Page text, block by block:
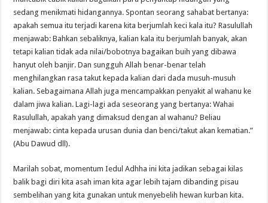
sedang menikmati hidangannya. Spontan seorang sahabat bertanya:
apakah semua itu terjadi karena kita berjumlah keci kala itu? Rasulullah
menjawab: Bahkan sebaliknya, kalian kala itu berjumlah banyak, akan
tetapi kalian tidak ada nilai/bobotnya bagaikan buih yang dibawa
hanyut oleh banjir. Dan sungguh Allah benar-benar telah
menghilangkan rasa takut kepada kalian dari dada musuh-musuh
kalian. Sebagaimana Allah juga mencampakkan penyakit al wahanu ke
dalam jiwa kalian. Lagi-lagi ada seseorang yang bertanya: Wahai
Rasulullah, apakah yang dimaksud dengan al wahanu? Beliau
menjawab: cinta kepada urusan dunia dan benci/takut akan kematian.”
(Abu Dawud dll).
Marilah sobat, momentum Iedul Adhha ini kita jadikan sebagai kilas
balik bagi diri kita asah iman kita agar lebih tajam dibanding pisau
sembelihan yang kita gunakan untuk menyebelih hewan kurban kita.